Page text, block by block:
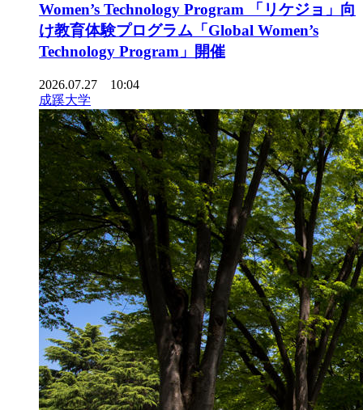
Women’s Technology Program 「リケジョ」向
け教育体験プログラム「Global Women’s
Technology Program」開催
2026.07.27 10:04
成蹊大学